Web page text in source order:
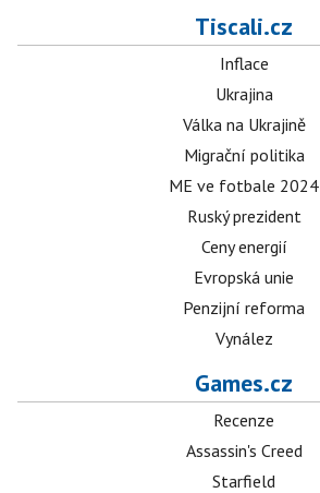
Tiscali.cz
Inflace
Ukrajina
Válka na Ukrajině
Migrační politika
ME ve fotbale 2024
Ruský prezident
Ceny energií
Evropská unie
Penzijní reforma
Vynález
Games.cz
Recenze
Assassin's Creed
Starfield